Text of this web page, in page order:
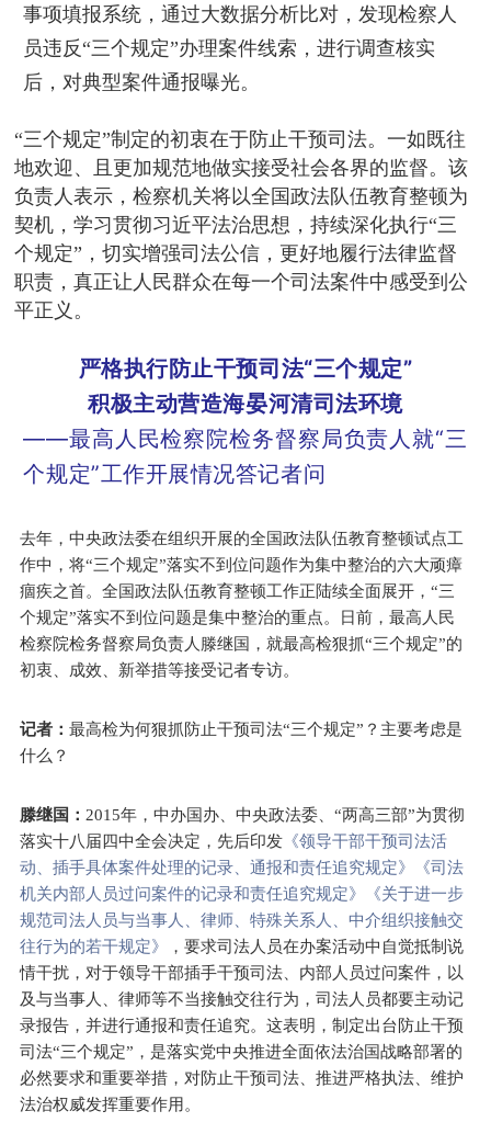
事项填报系统，通过大数据分析比对，发现检察人
员违反“三个规定”办理案件线索，进行调查核实
后，对典型案件通报曝光。
“三个规定”制定的初衷在于防止干预司法。一如既往
地欢迎、且更加规范地做实接受社会各界的监督。该
负责人表示，检察机关将以全国政法队伍教育整顿为
契机，学习贯彻习近平法治思想，持续深化执行“三
个规定”，切实增强司法公信，更好地履行法律监督
职责，真正让人民群众在每一个司法案件中感受到公
平正义。
严格执行防止干预司法“三个规定”
积极主动营造海晏河清司法环境
——最高人民检察院检务督察局负责人就“三
个规定”工作开展情况答记者问
去年，中央政法委在组织开展的全国政法队伍教育整顿试点工
作中，将“三个规定”落实不到位问题作为集中整治的六大顽瘴
痼疾之首。全国政法队伍教育整顿工作正陆续全面展开，“三
个规定”落实不到位问题是集中整治的重点。日前，最高人民
检察院检务督察局负责人滕继国，就最高检狠抓“三个规定”的
初衷、成效、新举措等接受记者专访。
记者：最高检为何狠抓防止干预司法“三个规定”？主要考虑是
什么？
滕继国： 2015年，中办国办、中央政法委、“两高三部”为贯彻
落实十八届四中全会决定，先后印发 《领导干部干预司法活
动、插手具体案件处理的记录、通报和责任追究规定》
《司法
机关内部人员过问案件的记录和责任追究规定》
《关于进一步
规范司法人员与当事人、律师、特殊关系人、中介组织接触交
往行为的若干规定》
，要求司法人员在办案活动中自觉抵制说
情干扰，对于领导干部插手干预司法、内部人员过问案件，以
及与当事人、律师等不当接触交往行为，司法人员都要主动记
录报告，并进行通报和责任追究。这表明，制定出台防止干预
司法“三个规定”，是落实党中央推进全面依法治国战略部署的
必然要求和重要举措，对防止干预司法、推进严格执法、维护
法治权威发挥重要作用。